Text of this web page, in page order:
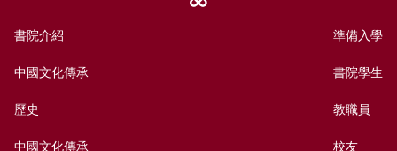
書院介紹
中國文化傳承
歷史
中國文化傳承
準備入學
書院學生
教職員
校友